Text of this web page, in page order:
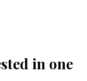
in one